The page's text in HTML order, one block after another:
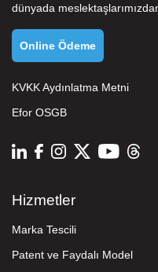
dünyada
Online Ödeme
KVKK Aydınlatma Metni
Efor OSGB
Hizmetler
Marka Tescili
Patent ve Faydalı Model